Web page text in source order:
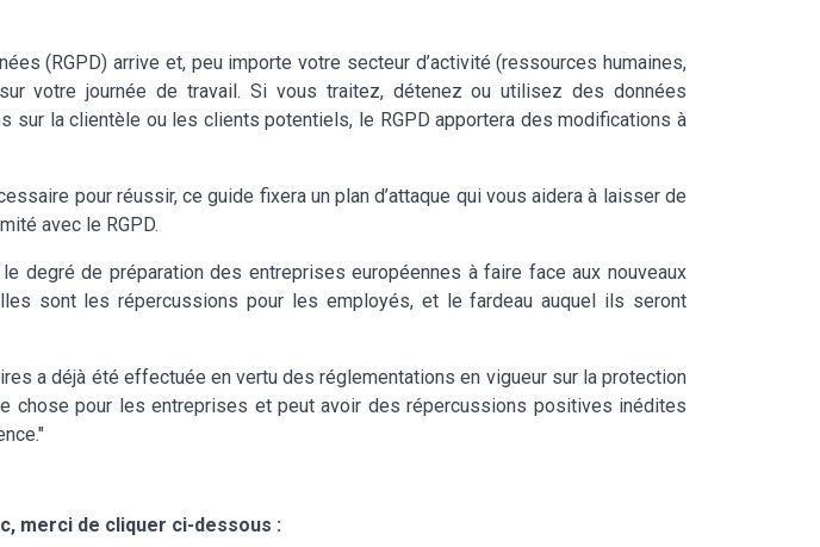
(RGPD) arrive et, peu importe votre secteur d’activité (ressources humaines,
votre journée de travail. Si vous traitez, détenez ou utilisez des données
sur la clientèle ou les clients potentiels, le RGPD apportera des modifications à
pour réussir, ce guide fixera un plan d’attaque qui vous aidera à laisser de
avec le RGPD.
degré de préparation des entreprises européennes à faire face aux nouveaux
sont les répercussions pour les employés, et le fardeau auquel ils seront
a déjà été effectuée en vertu des réglementations en vigueur sur la protection
chose pour les entreprises et peut avoir des répercussions positives inédites
merci de cliquer ci-dessous :